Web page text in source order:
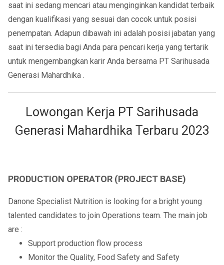
saat ini sedang mencari atau menginginkan kandidat terbaik
dengan kualifikasi yang sesuai dan cocok untuk posisi
penempatan. Adapun dibawah ini adalah posisi jabatan yang
saat ini tersedia bagi Anda para pencari kerja yang tertarik
untuk mengembangkan karir Anda bersama PT Sarihusada
Generasi Mahardhika .
Lowongan Kerja PT Sarihusada
Generasi Mahardhika Terbaru 2023
PRODUCTION OPERATOR (PROJECT BASE)
Danone Specialist Nutrition is looking for a bright young
talented candidates to join Operations team. The main job
are :
Support production flow process
Monitor the Quality, Food Safety and Safety